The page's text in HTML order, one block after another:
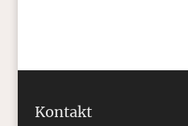
Kontakt